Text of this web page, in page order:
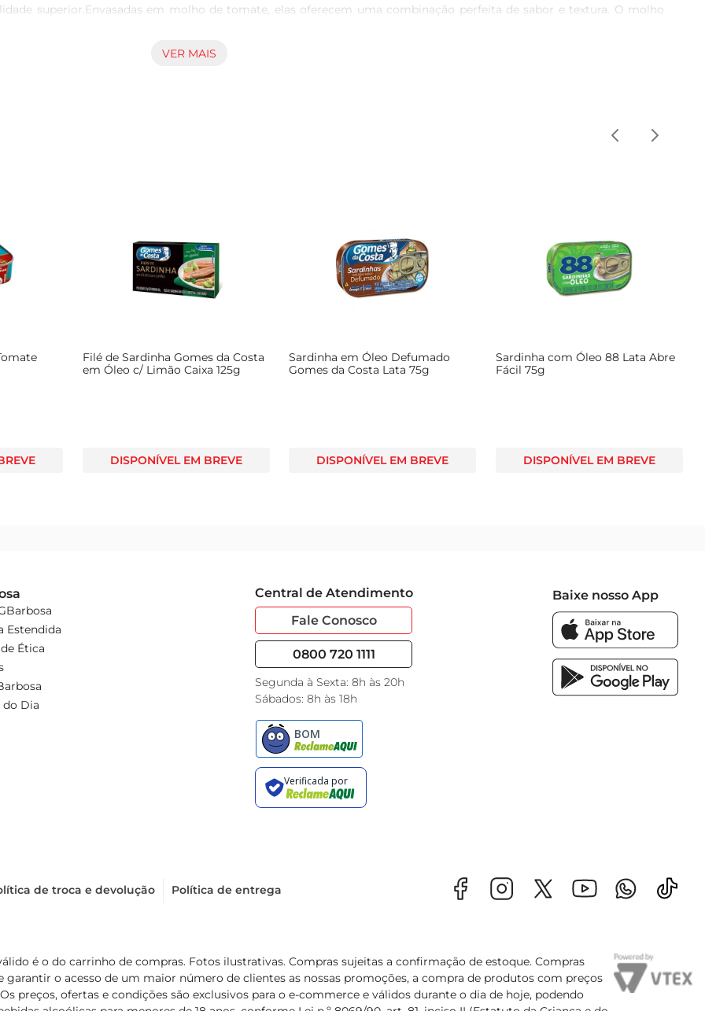
superior.Envasadas em molho de tomate, elas oferecem uma combinação perfeita de sabor e textura. O molho
fonte de proteínas e ômega3, essenciaispara uma alimentação equilibrada. A inclusão deste produto na sua dieta
As possibilidades são muitas, e o sabor é sempre garantido
VER MAIS
Filé de Sardinha Gomes da Costa
em Óleo c/ Limão Caixa 125g
DISPONÍVEL EM BREVE
Sardinha em Óleo Defumado
Gomes da Costa Lata 75g
DISPONÍVEL EM BREVE
Sardinha com Óleo 88 Lata Abre
Fácil 75g
DISPONÍVEL EM BREVE
Estendida
Ética
do Dia
Central de Atendimento
Fale Conosco
0800 720 1111
Segunda à Sexta: 8h às 20h
Sábados: 8h às 18h
Baixe nosso App
de troca e devolução Política de entrega
é o do carrinho de compras. Fotos ilustrativas. Compras sujeitas a confirmação de estoque. Compras
garantir o acesso de um maior número de clientes as nossas promoções, a compra de produtos com preços
preços, ofertas e condições são exclusivos para o e-commerce e válidos durante o dia de hoje, podendo